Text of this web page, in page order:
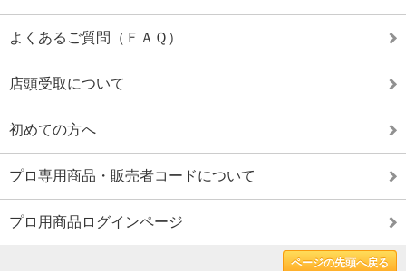
よくあるご質問（ＦＡＱ）
店頭受取について
初めての方へ
プロ専用商品・販売者コードについて
プロ用商品ログインページ
ページの先頭へ戻る